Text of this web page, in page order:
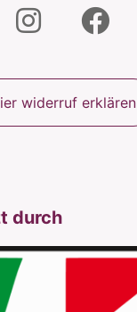
widerruf erklären
durch